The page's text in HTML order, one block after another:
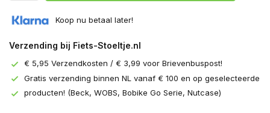
Koop nu betaal later!
Verzending bij Fiets-Stoeltje.nl
€ 5,95 Verzendkosten / € 3,99 voor Brievenbuspost!
Gratis verzending binnen NL vanaf € 100 en op geselecteerde
producten! (Beck, WOBS, Bobike Go Serie, Nutcase)